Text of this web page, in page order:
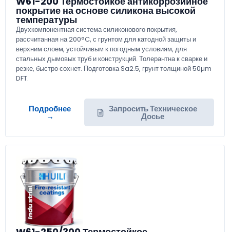
покрытие на основе силикона высокой
температуры
Двухкомпонентная система силиконового покрытия,
рассчитанная на 200°C, с грунтом для катодной защиты и
верхним слоем, устойчивым к погодным условиям, для
стальных дымовых труб и конструкций. Толерантна к сварке и
резке, быстро сохнет. Подготовка Sa2.5, грунт толщиной 50µm
DFT.
Подробнее
→
Запросить Техническое
Досье